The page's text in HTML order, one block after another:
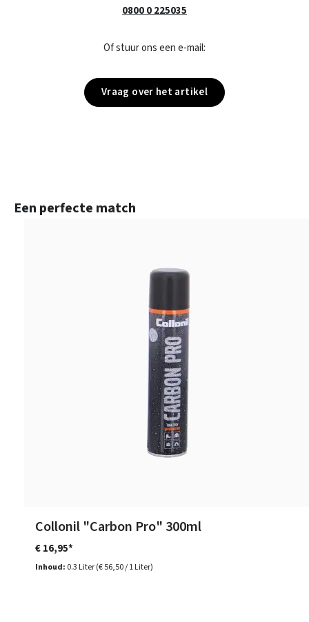
0800 0 225035
Of stuur ons een e-mail:
Vraag over het artikel
Productgalerij overslaan
Een perfecte match
Collonil "Carbon Pro" 300ml
Inhoud: 0.3 Liter(€ 56,50 / 1 Liter)
€ 16,95*